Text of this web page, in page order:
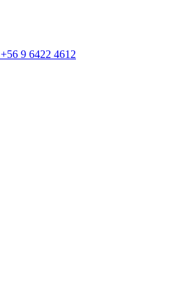
+56 9 6422 4612